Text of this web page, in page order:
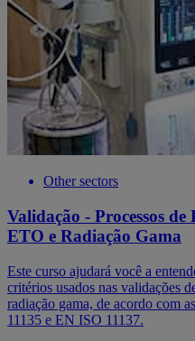
Other sectors
Validação - Processos
ETO e Radiação Gama
Este curso ajudará você a
critérios usados nas validações
radiação gama, de acordo com
11135 e EN ISO 11137.